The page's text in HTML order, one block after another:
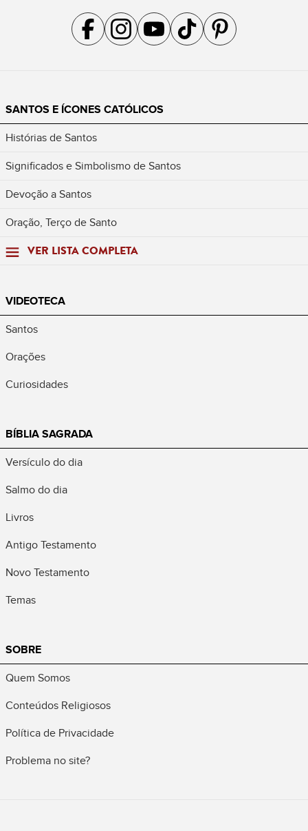
Acompanhe a gente no Facebook
Acompanhe a gente no Instagram
Acompanhe a gente no YouTube
Acompanhe a gente no TikTok
Acompanhe a gente no
SANTOS E ÍCONES CATÓLICOS
Histórias de Santos
Significados e Simbolismo de Santos
Devoção a Santos
Oração, Terço de Santo
VER LISTA COMPLETA
VIDEOTECA
Santos
Orações
Curiosidades
BÍBLIA SAGRADA
Versículo do dia
Salmo do dia
Livros
Antigo Testamento
Novo Testamento
Temas
SOBRE
Quem Somos
Conteúdos Religiosos
Política de Privacidade
Problema no site?